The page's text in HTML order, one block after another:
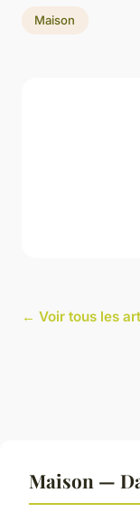
Maison
← Voir tous les
Maison —